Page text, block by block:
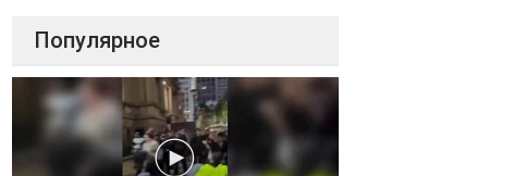
Популярное